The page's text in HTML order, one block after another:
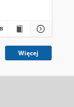
Więcej